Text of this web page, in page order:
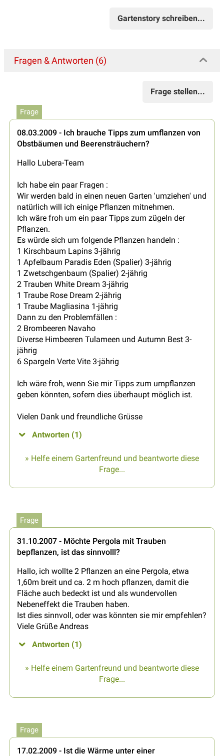
Gartenstory schreiben...
Fragen & Antworten (6)
Frage stellen...
Frage
08.03.2009 - Ich brauche Tipps zum umflanzen von
Obstbäumen und Beerensträuchern?
Hallo Lubera-Team
Ich habe ein paar Fragen :
Wir werden bald in einen neuen Garten 'umziehen' und
natürlich will ich einige Pflanzen mitnehmen.
Ich wäre froh um ein paar Tipps zum zügeln der
Pflanzen.
Es würde sich um folgende Pflanzen handeln :
1 Kirschbaum Lapins 3-jährig
1 Apfelbaum Paradis Eden (Spalier) 3-jährig
1 Zwetschgenbaum (Spalier) 2-jährig
2 Trauben White Dream 3-jährig
1 Traube Rose Dream 2-jährig
1 Traube Magliasina 1-jährig
Dann zu den Problemfällen :
2 Brombeeren Navaho
Diverse Himbeeren Tulameen und Autumn Best 3-
jährig
6 Spargeln Verte Vite 3-jährig
Ich wäre froh, wenn Sie mir Tipps zum umpflanzen
geben könnten, sofern dies überhaupt möglich ist.
Vielen Dank und freundliche Grüsse
Antworten (1)
» Helfe einem Gartenfreund und beantworte diese
Frage...
Frage
31.10.2007 - Möchte Pergola mit Trauben
bepflanzen, ist das sinnvolll?
Hallo, ich wollte 2 Pflanzen an eine Pergola, etwa
1,60m breit und ca. 2 m hoch pflanzen, damit die
Fläche auch bedeckt ist und als wundervollen
Nebeneffekt die Trauben haben.
Ist dies sinnvoll, oder was könnten sie mir empfehlen?
Viele Grüße Andreas
Antworten (1)
» Helfe einem Gartenfreund und beantworte diese
Frage...
Frage
17.02.2009 - Ist die Wärme unter einer